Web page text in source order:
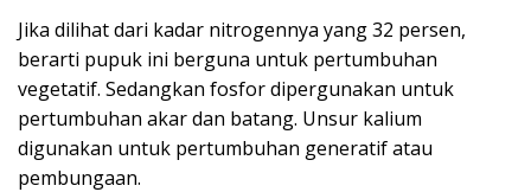
Jika dilihat dari kadar nitrogennya yang 32 persen,
berarti pupuk ini berguna untuk pertumbuhan
vegetatif. Sedangkan fosfor dipergunakan untuk
pertumbuhan akar dan batang. Unsur kalium
digunakan untuk pertumbuhan generatif atau
pembungaan.